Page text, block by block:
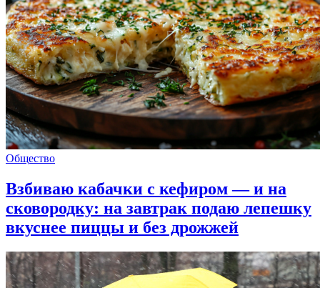
Общество
Взбиваю кабачки с кефиром — и на
сковородку: на завтрак подаю лепешку
вкуснее пиццы и без дрожжей